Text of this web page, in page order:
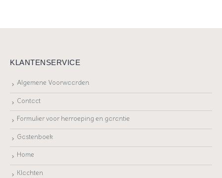
KLANTENSERVICE
Algemene Voorwaarden
Contact
Formulier voor herroeping en garantie
Gastenboek
Home
Klachten